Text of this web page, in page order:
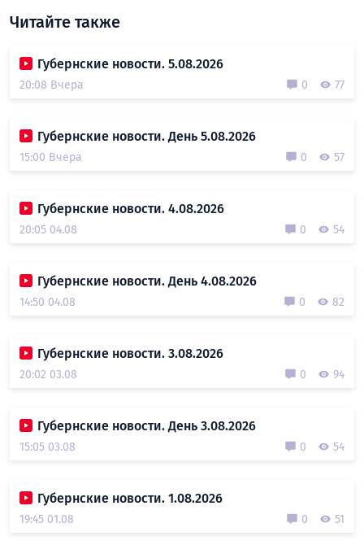
Читайте также
Губернские новости. 5.08.2026
20:08 Вчера 0 77
Губернские новости. День 5.08.2026
15:00 Вчера 0 57
Губернские новости. 4.08.2026
20:05 04.08 0 54
Губернские новости. День 4.08.2026
14:50 04.08 0 82
Губернские новости. 3.08.2026
20:02 03.08 0 94
Губернские новости. День 3.08.2026
15:05 03.08 0 54
Губернские новости. 1.08.2026
19:45 01.08 0 51